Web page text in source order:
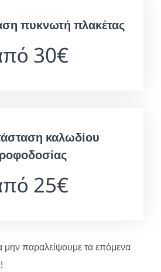
πυκνωτή πλακέτας
30€
καλωδίου
25€
μην παραλείψουμε τα επόμενα